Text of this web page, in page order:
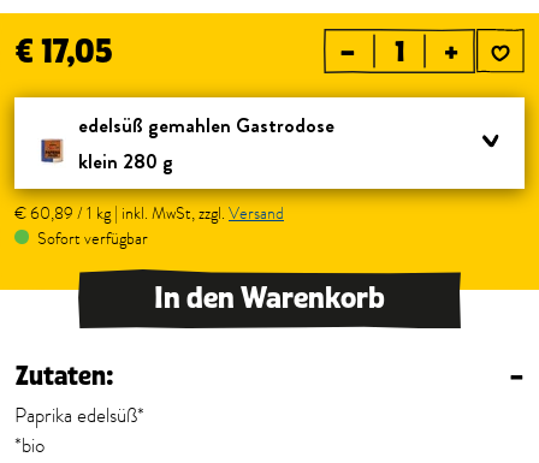
€ 17,05 – +
edelsüß gemahlen Gastrodose
klein 280 g
€ 60,89 / 1 kg | inkl. MwSt, zzgl. Versand
Sofort verfügbar
In den Warenkorb
Zutaten: –
Paprika edelsüß*
*bio